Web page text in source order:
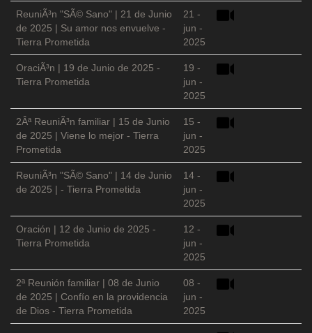
ReuniÃ³n "SÃ© Sano" | 21 de Junio
de 2025 | Su amor nos envuelve -
Tierra Prometida
21 -
jun -
2025
OraciÃ³n | 19 de Junio de 2025 -
Tierra Prometida
19 -
jun -
2025
2Âª ReuniÃ³n familiar | 15 de Junio
de 2025 | Viene lo mejor - Tierra
Prometida
15 -
jun -
2025
ReuniÃ³n "SÃ© Sano" | 14 de Junio
de 2025 | - Tierra Prometida
14 -
jun -
2025
Oración | 12 de Junio de 2025 -
Tierra Prometida
12 -
jun -
2025
2ª Reunión familiar | 08 de Junio
de 2025 | Confío en la providencia
de Dios - Tierra Prometida
08 -
jun -
2025